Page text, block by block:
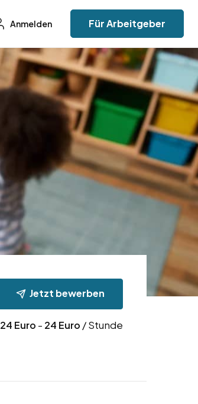
Anmelden Für Arbeitgeber
Jetzt bewerben
24 Euro - 24 Euro / Stunde